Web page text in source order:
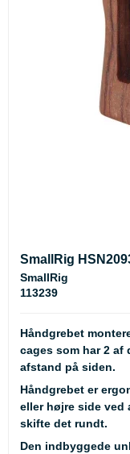
SmallRig
SmallRig
113239
Håndgrebet
cages som har 2 af
afstand på siden.
Håndgrebet er
eller højre side ved
skifte det rundt.
Den indbyggede